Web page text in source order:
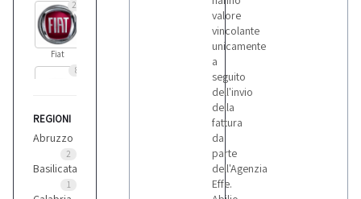
29
Fiat
8
Ford
REGIONI
Abruzzo
2
Basilicata
1
valore
vincolante
unicamente
a
seguito
dell'invio
della
fattura
da
parte
dell'Agenzia
Effe.